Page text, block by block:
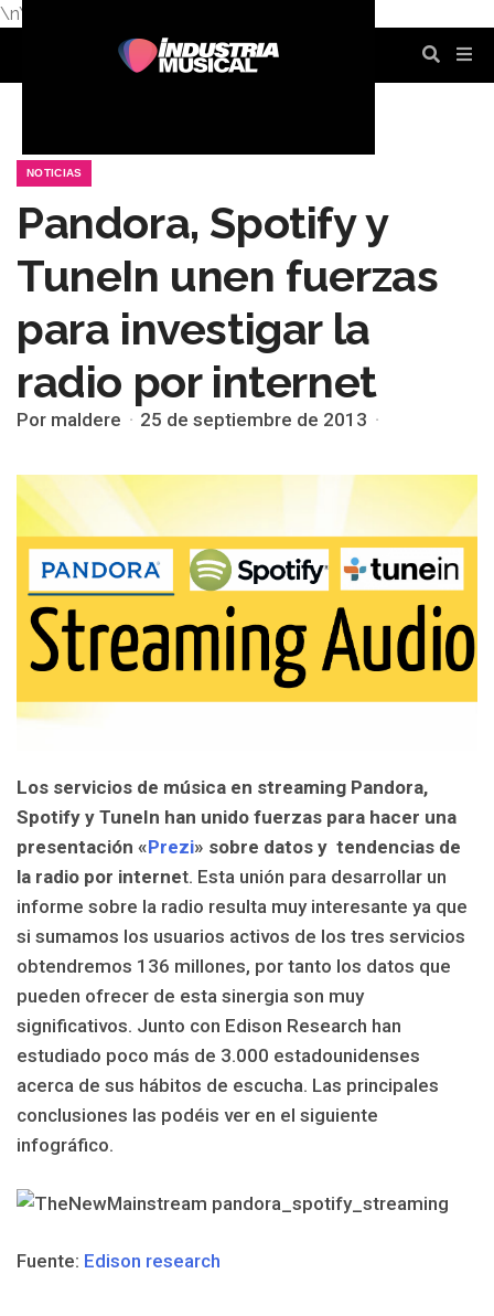
\n\n
NOTICIAS
Pandora, Spotify y
TuneIn unen fuerzas
para investigar la
radio por internet
Por maldere 25 de septiembre de 2013
Los servicios de música en streaming Pandora,
Spotify y TuneIn han unido fuerzas para hacer una
presentación «Prezi» sobre datos y tendencias de
la radio por internet. Esta unión para desarrollar un
informe sobre la radio resulta muy interesante ya que
si sumamos los usuarios activos de los tres servicios
obtendremos 136 millones, por tanto los datos que
pueden ofrecer de esta sinergia son muy
significativos. Junto con Edison Research han
estudiado poco más de 3.000 estadounidenses
acerca de sus hábitos de escucha. Las principales
conclusiones las podéis ver en el siguiente
infográfico.
Fuente: Edison research